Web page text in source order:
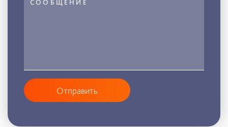
Отправить